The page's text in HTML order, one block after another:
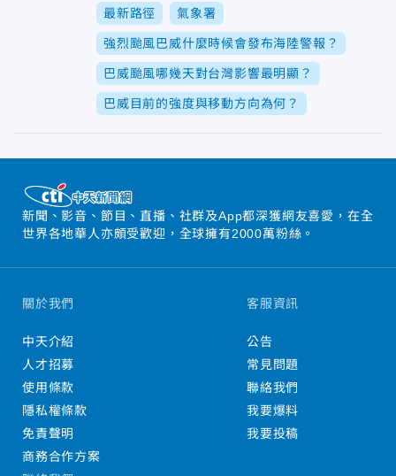
最新路徑 氣象署
強烈颱風巴威什麼時候會發布海陸警報？
巴威颱風哪幾天對台灣影響最明顯？
巴威目前的強度與移動方向為何？
新聞、影音、節目、直播、社群及App都深獲網友喜愛，在全
世界各地華人亦頗受歡迎，全球擁有2000萬粉絲。
關於我們
中天介紹
人才招募
使用條款
隱私權條款
免責聲明
商務合作方案
客服資訊
公告
常見問題
聯絡我們
我要爆料
我要投稿